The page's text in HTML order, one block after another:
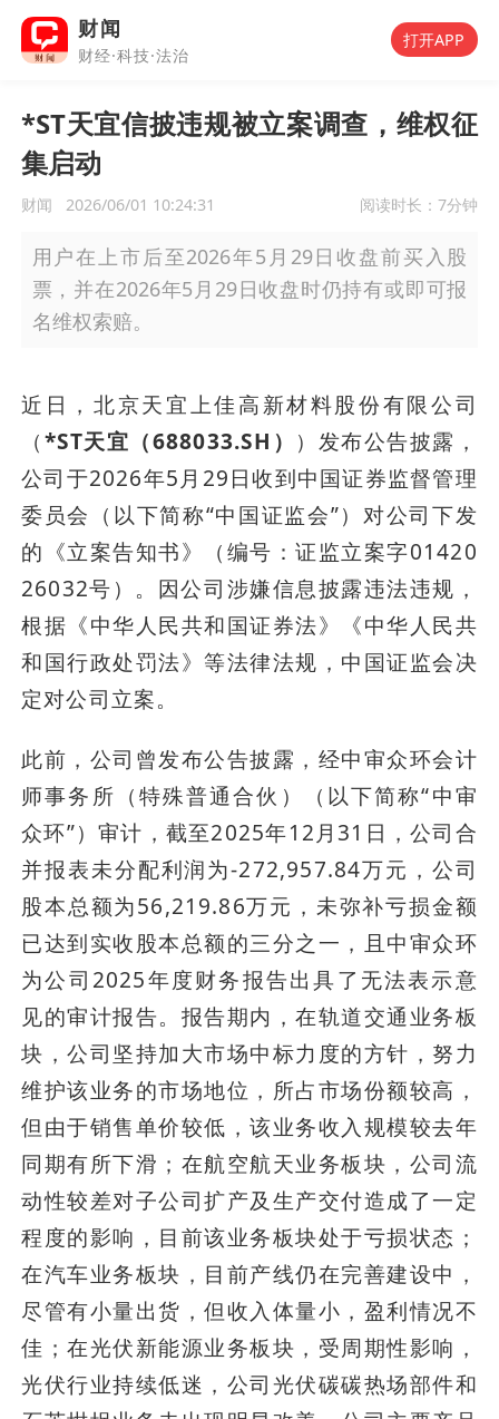
财闻
财经·科技·法治
打开APP
*ST天宜信披违规被立案调查，维权征
集启动
财闻 2026/06/01 10:24:31 阅读时长： 7分钟
用户在上市后至2026年5月29日收盘前买入股
票，并在2026年5月29日收盘时仍持有或即可报
名维权索赔。
近日，北京天宜上佳高新材料股份有限公司
（*ST天宜（688033.SH） ）发布公告披露，
公司于2026年5月29日收到中国证券监督管理
委员会（以下简称“中国证监会”）对公司下发
的《立案告知书》（编号：证监立案字01420
26032号）。因公司涉嫌信息披露违法违规，
根据《中华人民共和国证券法》《中华人民共
和国行政处罚法》等法律法规，中国证监会决
定对公司立案。
此前，公司曾发布公告披露，经中审众环会计
师事务所（特殊普通合伙）（以下简称“中审
众环”）审计，截至2025年12月31日，公司合
并报表未分配利润为-272,957.84万元，公司
股本总额为56,219.86万元，未弥补亏损金额
已达到实收股本总额的三分之一，且中审众环
为公司2025年度财务报告出具了无法表示意
见的审计报告。报告期内，在轨道交通业务板
块，公司坚持加大市场中标力度的方针，努力
维护该业务的市场地位，所占市场份额较高，
但由于销售单价较低，该业务收入规模较去年
同期有所下滑；在航空航天业务板块，公司流
动性较差对子公司扩产及生产交付造成了一定
程度的影响，目前该业务板块处于亏损状态；
在汽车业务板块，目前产线仍在完善建设中，
尽管有小量出货，但收入体量小，盈利情况不
佳；在光伏新能源业务板块，受周期性影响，
光伏行业持续低迷，公司光伏碳碳热场部件和